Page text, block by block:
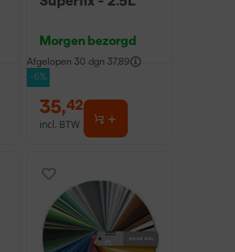
Morgen bezorgd
Afgelopen 30 dgn 37,89
-6%
35,42
incl. BTW